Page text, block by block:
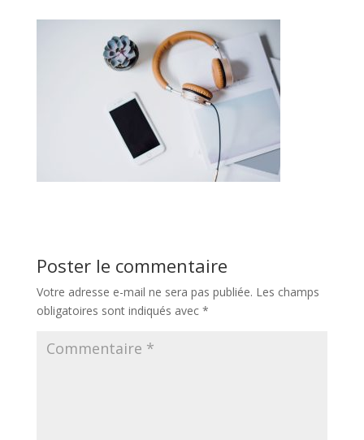
Poster le commentaire
Votre adresse e-mail ne sera pas publiée. Les champs
obligatoires sont indiqués avec *